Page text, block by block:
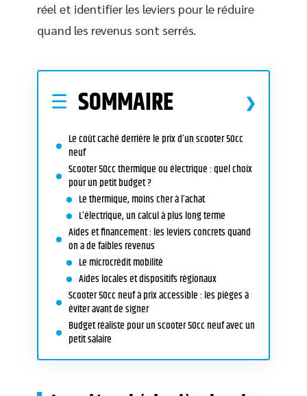
réel et identifier les leviers pour le réduire
quand les revenus sont serrés.
SOMMAIRE
Le coût caché derrière le prix d’un scooter 50cc
neuf
Scooter 50cc thermique ou électrique : quel choix
pour un petit budget ?
Le thermique, moins cher à l’achat
L’électrique, un calcul à plus long terme
Aides et financement : les leviers concrets quand
on a de faibles revenus
Le microcrédit mobilité
Aides locales et dispositifs régionaux
Scooter 50cc neuf à prix accessible : les pièges à
éviter avant de signer
Budget réaliste pour un scooter 50cc neuf avec un
petit salaire